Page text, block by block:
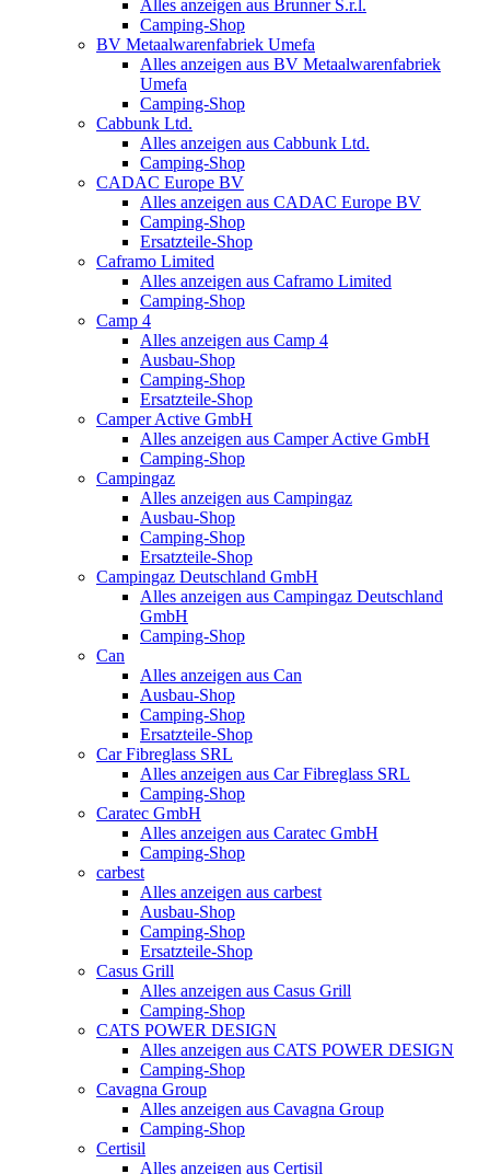
Alles anzeigen aus Brunner S.r.l.
Camping-Shop
BV Metaalwarenfabriek Umefa
Alles anzeigen aus BV Metaalwarenfabriek
Umefa
Camping-Shop
Cabbunk Ltd.
Alles anzeigen aus Cabbunk Ltd.
Camping-Shop
CADAC Europe BV
Alles anzeigen aus CADAC Europe BV
Camping-Shop
Ersatzteile-Shop
Caframo Limited
Alles anzeigen aus Caframo Limited
Camping-Shop
Camp 4
Alles anzeigen aus Camp 4
Ausbau-Shop
Camping-Shop
Ersatzteile-Shop
Camper Active GmbH
Alles anzeigen aus Camper Active GmbH
Camping-Shop
Campingaz
Alles anzeigen aus Campingaz
Ausbau-Shop
Camping-Shop
Ersatzteile-Shop
Campingaz Deutschland GmbH
Alles anzeigen aus Campingaz Deutschland
GmbH
Camping-Shop
Can
Alles anzeigen aus Can
Ausbau-Shop
Camping-Shop
Ersatzteile-Shop
Car Fibreglass SRL
Alles anzeigen aus Car Fibreglass SRL
Camping-Shop
Caratec GmbH
Alles anzeigen aus Caratec GmbH
Camping-Shop
carbest
Alles anzeigen aus carbest
Ausbau-Shop
Camping-Shop
Ersatzteile-Shop
Casus Grill
Alles anzeigen aus Casus Grill
Camping-Shop
CATS POWER DESIGN
Alles anzeigen aus CATS POWER DESIGN
Camping-Shop
Cavagna Group
Alles anzeigen aus Cavagna Group
Camping-Shop
Certisil
Alles anzeigen aus Certisil